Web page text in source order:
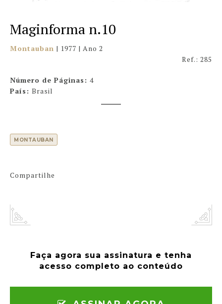
Maginforma n.10
Montauban | 1977 | Ano 2
Ref.: 285
Número de Páginas: 4
País: Brasil
MONTAUBAN
Compartilhe
Faça agora sua assinatura e tenha
acesso completo ao conteúdo